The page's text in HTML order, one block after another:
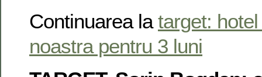
Continuarea la target: hotel
noastra pentru 3 luni